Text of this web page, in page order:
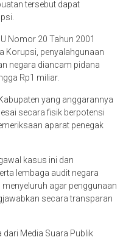
tersebut dapat
Nomor 20 Tahun 2001
Korupsi, penyalahgunaan
negara diancam pidana
Rp1 miliar.
yang anggarannya
secara fisik berpotensi
aparat penegak
kasus ini dan
lembaga audit negara
agar penggunaan
secara transparan
dari Media Suara Publik